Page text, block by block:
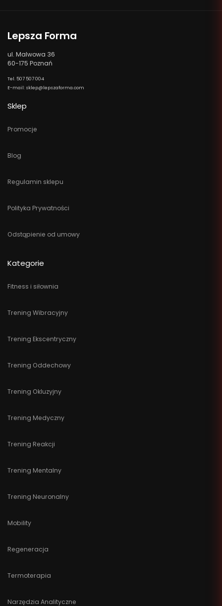
Lepsza Forma
ul. Malwowa 36
60-175 Poznań
Tel. 507 507 004
E-mail: sklep@lepszaforma.com
Sklep
Promocje
Blog
Regulamin sklepu
Polityka Prywatności
Odstąpienie od umowy
Kategorie
Fitness i siłownia
Trening Wibracyjny
Trening Ekscentryczny
Trening Oddechowy
Trening Okluzyjny
Trening Medyczny
Trening Reakcji
Trening Mentalny
Trening Neuronalny
Mobility
Regeneracja
Termoterapia
Narzędzia Analityczne